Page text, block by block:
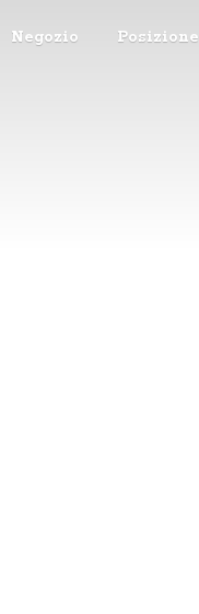
Negozio Posizione